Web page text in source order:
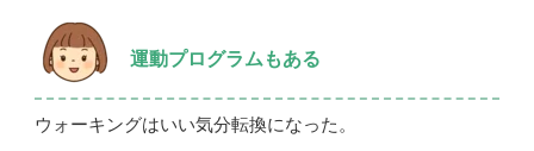
運動プログラムもある
ウォーキングはいい気分転換になった。